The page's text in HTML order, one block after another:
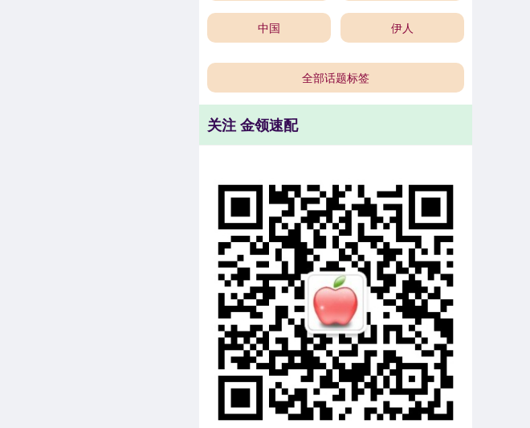
中国 伊人
全部话题标签
关注 金领速配